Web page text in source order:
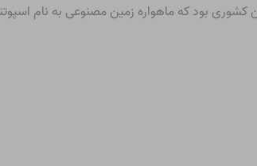
کشوری بود که ماهواره زمین مصنوعی به نام